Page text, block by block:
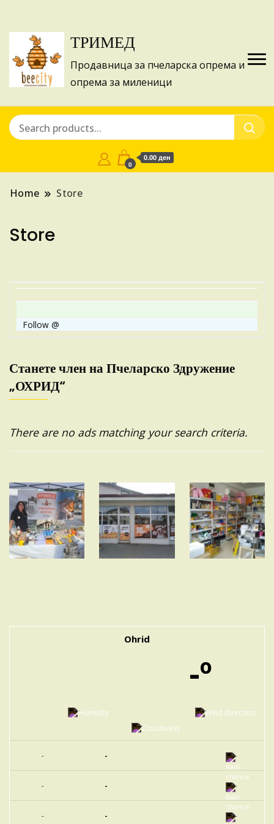
ТРИМЕД
Продавница за пчеларска опрема и
опрема за миленици
0
0.00 ден
Home Store
Store
Follow @
Станете член на Пчеларско Здружение
„ОХРИД“
There are no ads matching your search criteria.
Ohrid
-º
-
-
-
- - -
- - -
- - -